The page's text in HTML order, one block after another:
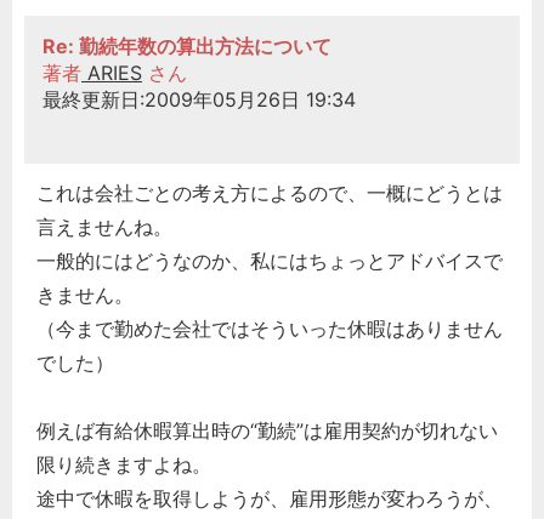
Re: 勤続年数の算出方法について
著者 ARIES さん
最終更新日:2009年05月26日 19:34
これは会社ごとの考え方によるので、一概にどうとは
言えませんね。
一般的にはどうなのか、私にはちょっとアドバイスで
きません。
（今まで勤めた会社ではそういった休暇はありません
でした）
例えば有給休暇算出時の“勤続”は雇用契約が切れない
限り続きますよね。
途中で休暇を取得しようが、雇用形態が変わろうが、